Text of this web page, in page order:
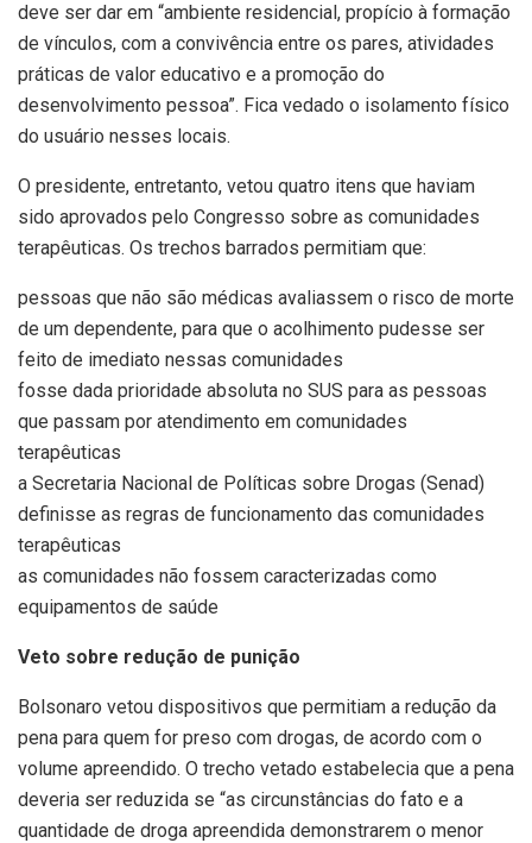
deve ser dar em “ambiente residencial, propício à formação
de vínculos, com a convivência entre os pares, atividades
práticas de valor educativo e a promoção do
desenvolvimento pessoa”. Fica vedado o isolamento físico
do usuário nesses locais.
O presidente, entretanto, vetou quatro itens que haviam
sido aprovados pelo Congresso sobre as comunidades
terapêuticas. Os trechos barrados permitiam que:
pessoas que não são médicas avaliassem o risco de morte
de um dependente, para que o acolhimento pudesse ser
feito de imediato nessas comunidades
fosse dada prioridade absoluta no SUS para as pessoas
que passam por atendimento em comunidades
terapêuticas
a Secretaria Nacional de Políticas sobre Drogas (Senad)
definisse as regras de funcionamento das comunidades
terapêuticas
as comunidades não fossem caracterizadas como
equipamentos de saúde
Veto sobre redução de punição
Bolsonaro vetou dispositivos que permitiam a redução da
pena para quem for preso com drogas, de acordo com o
volume apreendido. O trecho vetado estabelecia que a pena
deveria ser reduzida se “as circunstâncias do fato e a
quantidade de droga apreendida demonstrarem o menor